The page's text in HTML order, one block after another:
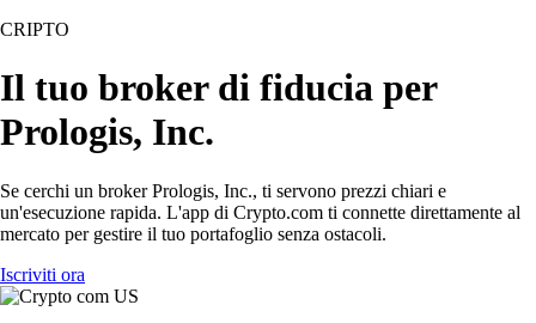
CRIPTO
Il tuo broker di fiducia per
Prologis, Inc.
Se cerchi un broker Prologis, Inc., ti servono prezzi chiari e
un'esecuzione rapida. L'app di Crypto.com ti connette direttamente al
mercato per gestire il tuo portafoglio senza ostacoli.
Iscriviti ora